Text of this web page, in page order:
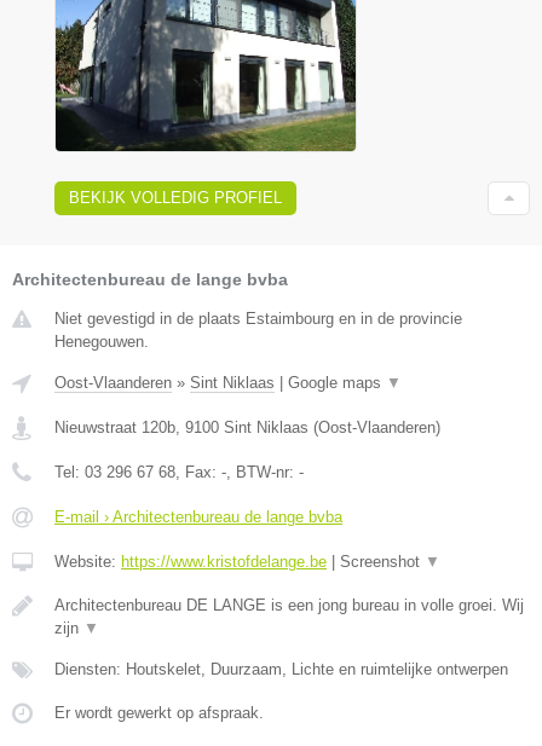
BEKIJK VOLLEDIG PROFIEL
Architectenbureau de lange bvba
Niet gevestigd in de plaats Estaimbourg en in de provincie
Henegouwen.
Oost-Vlaanderen » Sint Niklaas Google maps ▼
Nieuwstraat 120b, 9100 Sint Niklaas (Oost-Vlaanderen)
Tel: 03 296 67 68, Fax: -, BTW-nr: -
E-mail › Architectenbureau de lange bvba
Website: https://www.kristofdelange.be Screenshot ▼
Architectenbureau DE LANGE is een jong bureau in volle groei. Wij
zijn ▼
Diensten: Houtskelet, Duurzaam, Lichte en ruimtelijke ontwerpen
Er wordt gewerkt op afspraak.